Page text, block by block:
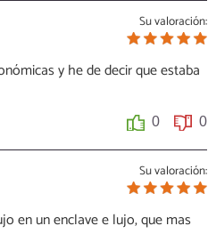
Su valoración:
y he de decir que estaba
0 0
Su valoración:
en un enclave e lujo, que mas